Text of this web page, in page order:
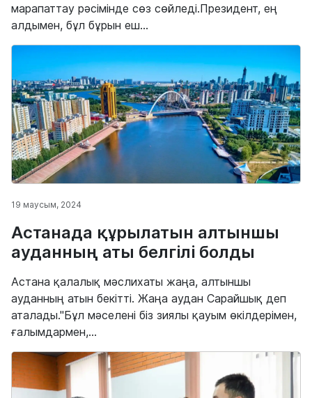
марапаттау рәсімінде сөз сөйледі.Президент, ең
алдымен, бұл бұрын еш...
19 маусым, 2024
Астанада құрылатын алтыншы
ауданның аты белгілі болды
Астана қалалық мәслихаты жаңа, алтыншы
ауданның атын бекітті. Жаңа аудан Сарайшық деп
аталады."Бұл мәселені біз зиялы қауым өкілдерімен,
ғалымдармен,...